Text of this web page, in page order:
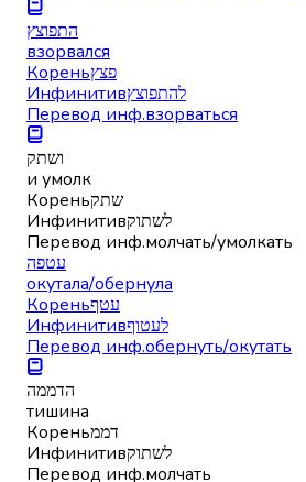
התפוצץ
взорвался
Кореньפצץ
Инфинитивלהתפוצץ
Перевод инф.взорваться
ושתק
и умолк
Кореньשתק
Инфинитивלשתוק
Перевод инф.молчать/умолкать
עטפה
окутала/обернула
Кореньעטף
Инфинитивלעטוף
Перевод инф.обернуть/окутать
הדממה
тишина
Кореньדממ
Инфинитивלשתוק
Перевод инф.молчать